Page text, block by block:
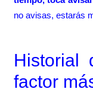
no avisas, estarás
Historial
factor